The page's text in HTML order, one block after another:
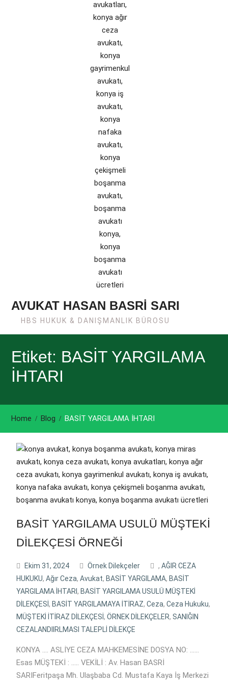
AVUKAT HASAN BASRİ SARI
HBS HUKUK & DANIŞMANLIK BÜROSU
Etiket: BASİT YARGILAMA
İHTARI
Home Blog BASİT YARGILAMA İHTARI
BASİT YARGILAMA USULÜ MÜŞTEKİ
DİLEKÇESİ ÖRNEĞİ
Ekim 31, 2024 Örnek Dilekçeler , AĞIR CEZA
HUKUKU, Ağır Ceza, Avukat, BASİT YARGILAMA, BASİT
YARGILAMA İHTARI , BASİT YARGILAMA USULÜ MÜŞTEKİ
DİLEKÇESİ , BASİT YARGILAMAYA İTİRAZ, Ceza, Ceza Hukuku,
MÜŞTEKİ İTİRAZ DİLEKÇESİ , ÖRNEK DİLEKÇELER, SANIĞIN
CEZALANDIIRLMASI TALEPLİ DİLEKÇE
KONYA …. ASLİYE CEZA MAHKEMESİNE DOSYA NO: ……
Esas MÜŞTEKİ : ….. VEKİLİ : Av. Hasan BASRİ
SARIFeritpaşa Mh. Ulaşbaba Cd. Mustafa Kaya İş Merkezi